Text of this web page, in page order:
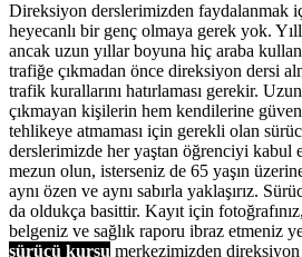
Direksiyon derslerimizden faydalanmak
heyecanlı bir genç olmaya gerek yok.
ancak uzun yıllar boyuna hiç araba
trafiğe çıkmadan önce direksiyon dersi
trafik kurallarını hatırlaması gerekir.
çıkmayan kişilerin hem kendilerine
tehlikeye atmaması için gerekli olan
derslerimizde her yaştan öğrenciyi kabul
mezun olun, isterseniz de 65 yaşın
aynı özen ve aynı sabırla yaklaşırız.
da oldukça basittir. Kayıt için
belgeniz ve sağlık raporu ibraz etmeniz
sürücü kursu merkezimizden